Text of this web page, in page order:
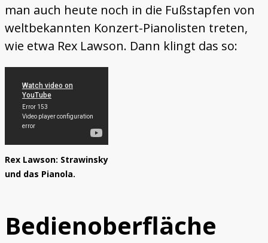
man auch heute noch in die Fußstapfen von
weltbekannten Konzert-Pianolisten treten,
wie etwa Rex Lawson. Dann klingt das so:
Rex Lawson: Strawinsky
und das Pianola.
Bedienoberfläche